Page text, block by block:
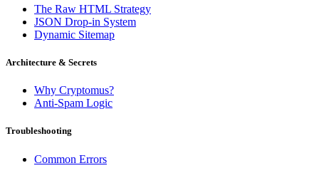
The Raw HTML Strategy
JSON Drop-in System
Dynamic Sitemap
Architecture & Secrets
Why Cryptomus?
Anti-Spam Logic
Troubleshooting
Common Errors